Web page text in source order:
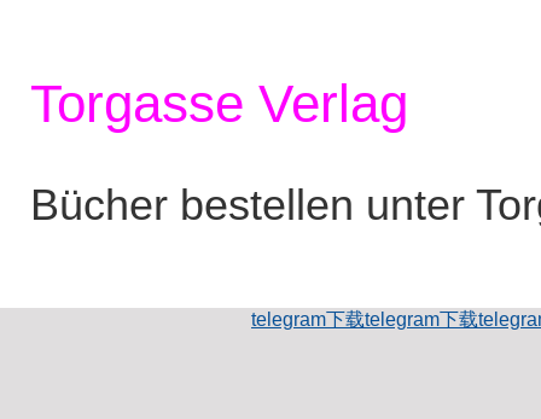
Torgasse Verlag
Bücher bestellen unter
telegram下载telegram下载